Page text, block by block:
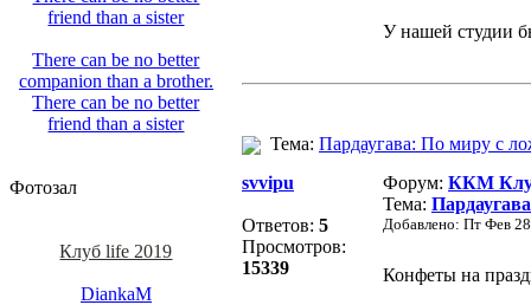
There can be no better
companion than a brother.
There can be no better
friend than a sister
Фотозал
Клуб life 2019
DiankaM
У нашей студии
Тема: Пардаугава: По миру с
svvipu
Ответов: 5
Просмотров:
15339
Форум: ККМ
Тема:
Добавлено: Пт Фев
Конфеты на